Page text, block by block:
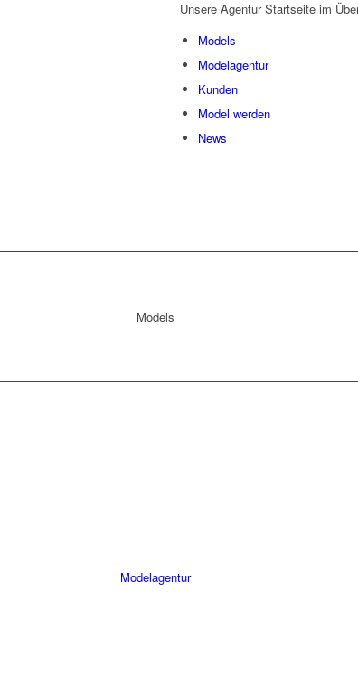
Unsere Agentur Startseite im
Models
Modelagentur
Kunden
Model werden
News
Models
Modelagentur